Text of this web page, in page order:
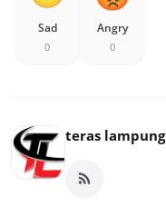
Sad
0
Angry
0
teras lampung